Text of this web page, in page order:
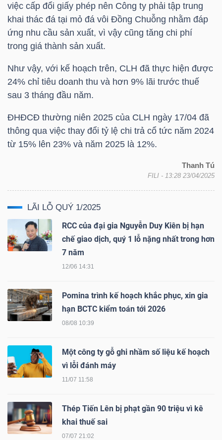
việc cấp đổi giấy phép nên Công ty phải tập trung
khai thác đá tại mỏ đá vôi Đồng Chuỗng nhằm đáp
ứng nhu cầu sản xuất, vì vậy cũng tăng chi phí
trong giá thành sản xuất.
Như vậy, với kế hoạch trên, CLH đã thực hiện được
24% chỉ tiêu doanh thu và hơn 9% lãi trước thuế
sau 3 tháng đầu năm.
ĐHĐCĐ thường niên 2025 của CLH ngày 17/04 đã
thông qua việc thay đổi tỷ lệ chi trả cổ tức năm 2024
từ 15% lên 23% và năm 2025 là 12%.
Thanh Tú
FILI - 13:28 23/04/2025
LÃI LỖ QUÝ 1/2025
RCC của đại gia Nguyễn Duy Kiên bị hạn
chế giao dịch, quý 1 lỗ nặng nhất trong hơn
7 năm
12/06 14:31
Pomina trình kế hoạch khắc phục, xin gia
hạn BCTC kiểm toán tới 2026
08/08 10:39
Một công ty gỗ ghi nhầm số liệu kế hoạch
vì lỗi đánh máy
11/07 11:58
Thép Tiến Lên bị phạt gần 90 triệu vì kê
khai thuế sai
07/07 21:02
CỔ
PHIẾU
PHÁI
CÔNG
CỤ
ĐẦU
TƯ
TRUY
XUẤT
Ngành
VS-
SECTOR